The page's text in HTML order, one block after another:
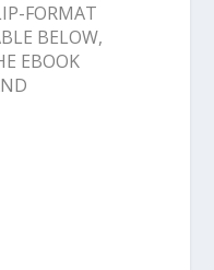
FORMAT
BELOW,
EBOOK